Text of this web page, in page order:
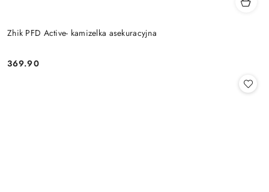
Zhik PFD Active- kamizelka asekuracyjna
Cena:
369.90